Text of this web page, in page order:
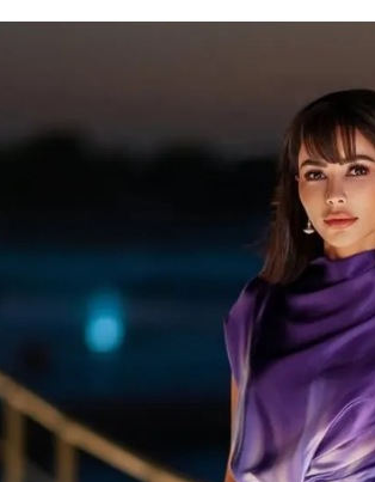
عروس سيدتي
تطبيقات سيدتي